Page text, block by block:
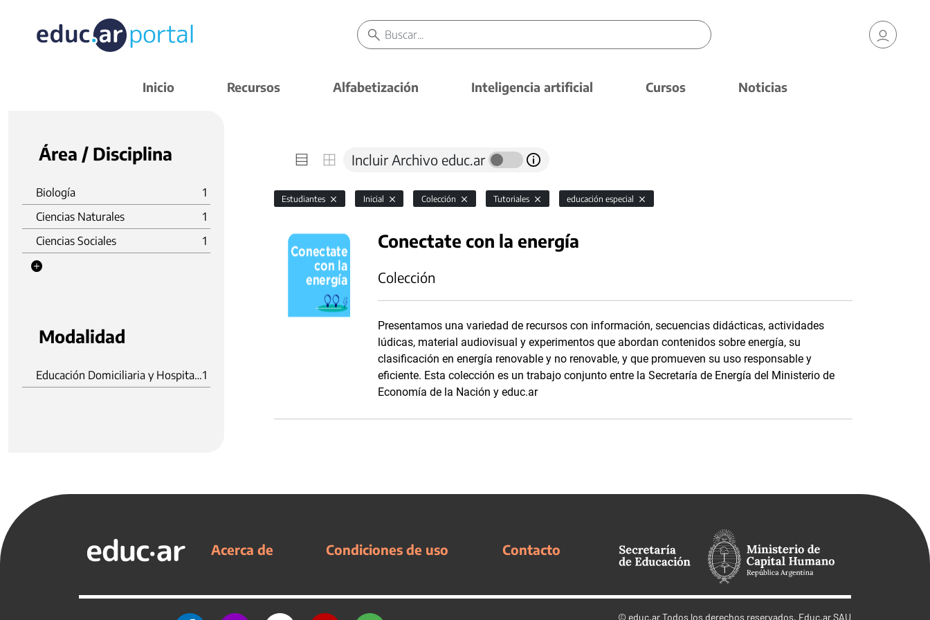
Inicio Recursos Alfabetización Inteligencia artificial Cursos Noticias
Área / Disciplina
Biología
1
Ciencias Naturales
1
Ciencias Sociales
1
Modalidad
Educación Domiciliaria y Hospitalaria1
Incluir Archivo educ.ar
Estudiantes Inicial Colección Tutoriales educación especial
Conectate con la energía
Colección
Presentamos una variedad de recursos con información, secuencias didácticas, actividades
lúdicas, material audiovisual y experimentos que abordan contenidos sobre energía, su
clasificación en energía renovable y no renovable, y que promueven su uso responsable y
eficiente. Esta colección es un trabajo conjunto entre la Secretaría de Energía del Ministerio de
Economía de la Nación y educ.ar
Acerca de Condiciones de uso Contacto
© educ.arTodos los derechos reservados. Educ.ar SAU